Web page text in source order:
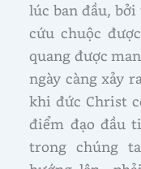
lúc ban đầu,
cứu chuộc
quang được
ngày càng xảy
khi đức Christ
điểm đạo đầu
trong chúng